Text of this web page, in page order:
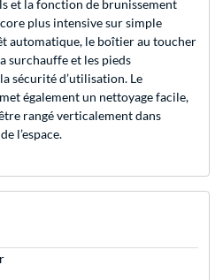
et la fonction de brunissement
plus intensive sur simple
automatique, le boîtier au toucher
surchauffe et les pieds
sécurité d’utilisation. Le
également un nettoyage facile,
rangé verticalement dans
l’espace.